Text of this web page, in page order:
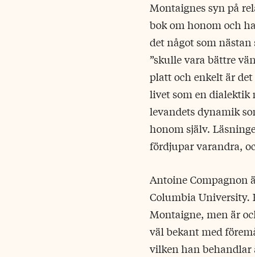
Montaignes syn på
bok om honom och
det något som
”skulle vara bättre
platt och enkelt är
livet som en dialektik
levandets dynamik
honom själv.
fördjupar varandra,
Antoine Compagnon
Columbia University.
Montaigne, men är
väl bekant med
vilken han behandlar